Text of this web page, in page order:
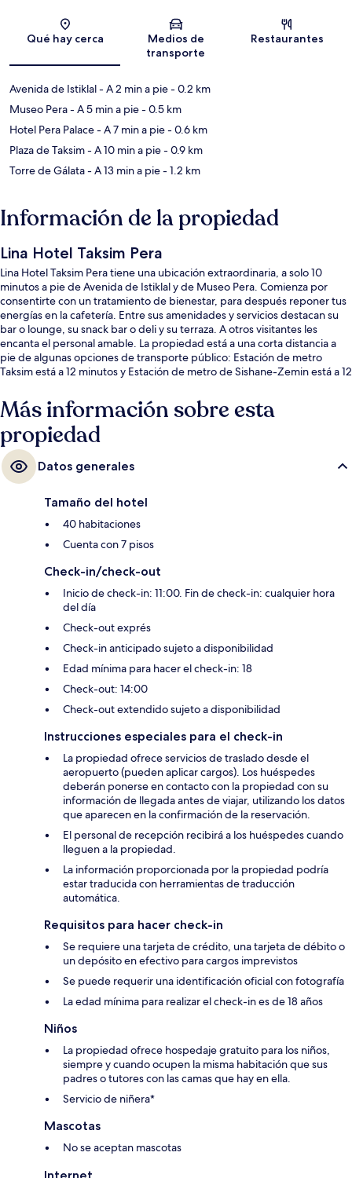
Qué hay cerca
Medios de
transporte
Restaurantes
Avenida de Istiklal- A 2 min a pie- 0.2 km
Museo Pera- A 5 min a pie- 0.5 km
Hotel Pera Palace- A 7 min a pie- 0.6 km
Plaza de Taksim- A 10 min a pie- 0.9 km
Torre de Gálata- A 13 min a pie- 1.2 km
Información de la propiedad
Lina Hotel Taksim Pera
Lina Hotel Taksim Pera tiene una ubicación extraordinaria, a solo 10
minutos a pie de Avenida de Istiklal y de Museo Pera. Comienza por
consentirte con un tratamiento de bienestar, para después reponer tus
energías en la cafetería. Entre sus amenidades y servicios destacan su
bar o lounge, su snack bar o deli y su terraza. A otros visitantes les
encanta el personal amable. La propiedad está a una corta distancia a
pie de algunas opciones de transporte público: Estación de metro
Taksim está a 12 minutos y Estación de metro de Sishane-Zemin está a 12
Más información sobre esta
propiedad
Datos generales
Tamaño del hotel
40 habitaciones
Cuenta con 7 pisos
Check-in/check-out
Inicio de check-in: 11:00. Fin de check-in: cualquier hora
del día
Check-out exprés
Check-in anticipado sujeto a disponibilidad
Edad mínima para hacer el check-in: 18
Check-out: 14:00
Check-out extendido sujeto a disponibilidad
Instrucciones especiales para el check-in
La propiedad ofrece servicios de traslado desde el
aeropuerto (pueden aplicar cargos). Los huéspedes
deberán ponerse en contacto con la propiedad con su
información de llegada antes de viajar, utilizando los datos
que aparecen en la confirmación de la reservación.
El personal de recepción recibirá a los huéspedes cuando
lleguen a la propiedad.
La información proporcionada por la propiedad podría
estar traducida con herramientas de traducción
automática.
Requisitos para hacer check-in
Se requiere una tarjeta de crédito, una tarjeta de débito o
un depósito en efectivo para cargos imprevistos
Se puede requerir una identificación oficial con fotografía
La edad mínima para realizar el check-in es de 18 años
Niños
La propiedad ofrece hospedaje gratuito para los niños,
siempre y cuando ocupen la misma habitación que sus
padres o tutores con las camas que hay en ella.
Servicio de niñera*
Mascotas
No se aceptan mascotas